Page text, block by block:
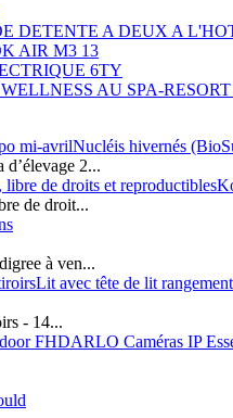
DETENTE A DEUX A
AIR M3 13
6TY
AU SPA-
Nucléis hivernés
2...
de droit...
à ven...
Lit avec tête de lit
- 14...
ARLO Caméras IP